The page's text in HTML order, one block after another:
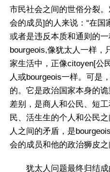
市民社会之间的世俗分裂
会的成员]的人来说：“在国
或者是违反本质和通则的
bourgeois,像犹太人一样，
家生活中，正像citoyen[公
人或bourgeois一样。可是
的。它是政治国家本身的
差别，是商人和公民、短
民、活生生的个人和公民
人之间的矛盾，是
会的成员和他的政治狮皮之
犹太人问题最终归结